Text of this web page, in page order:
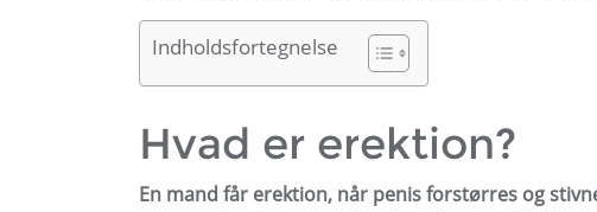
Indholdsfortegnelse
Hvad er erektion?
En mand får erektion, når penis forstørres og